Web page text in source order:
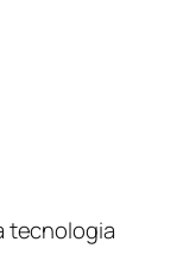
tecnologia